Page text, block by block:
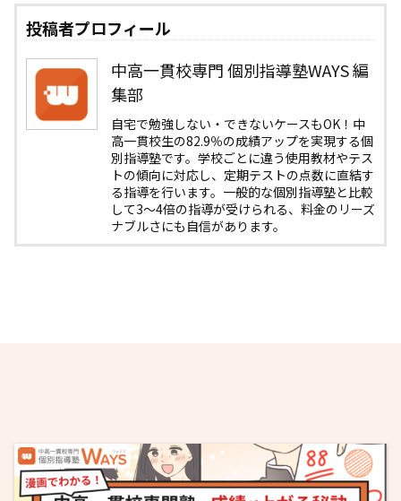
投稿者プロフィール
中高一貫校専門 個別指導塾WAYS 編
集部
自宅で勉強しない・できないケースもOK！中
高一貫校生の82.9％の成績アップを実現する個
別指導塾です。学校ごとに違う使用教材やテス
トの傾向に対応し、定期テストの点数に直結す
る指導を行います。一般的な個別指導塾と比較
して3〜4倍の指導が受けられる、料金のリーズ
ナブルさにも自信があります。